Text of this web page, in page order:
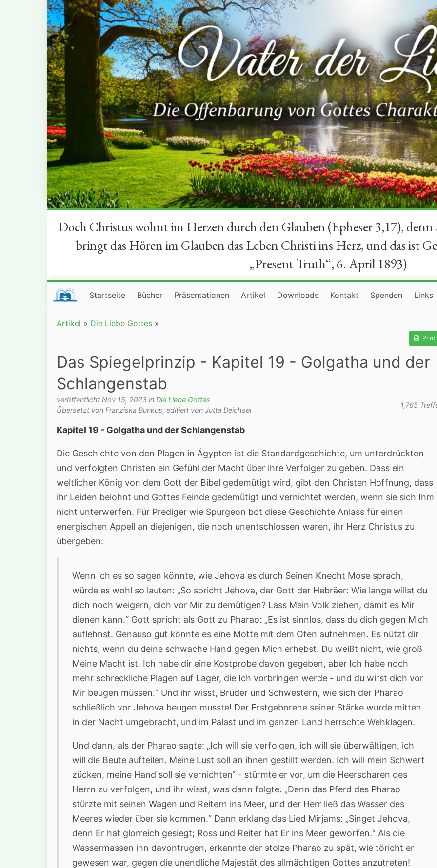
“
Doch Christus wohnt im Herzen durch den Glauben (Epheser 3,17), denn
bringt das Hören im Glauben das Leben Christi ins Herz, und das ist
„Present Truth“, 6. April 1893)
Startseite Bücher Präsentationen Artikel Downloads Kontakt Spenden Links
Artikel » Die Liebe Gottes »
Print
Das Spiegelprinzip - Kapitel 19 - Golgatha und der
Schlangenstab
veröffentlicht Nov 15, 2023 in Die Liebe Gottes
Übersetzt von Franziska Bunkus, editiert von Jutta Deichsel
1,765
Kapitel 19 - Golgatha und der Schlangenstab
Die Geschichte von den Plagen in Ägypten ist die Standardgeschichte, um unterdrückten
und verfolgten Christen ein Gefühl der Macht über ihre Verfolger zu geben. Dass ein
weltlicher König von dem Gott der Bibel gedemütigt wird, gibt den Christen Hoffnung, dass
ihr Leiden belohnt und Gottes Feinde gedemütigt und vernichtet werden, wenn sie sich Ihm
nicht unterwerfen. Für Prediger wie Spurgeon bot diese Geschichte Anlass für einen
energischen Appell an diejenigen, die noch unentschlossen waren, ihr Herz Christus zu
übergeben:
Wenn ich es so sagen könnte, wie Jehova es durch Seinen Knecht Mose sprach,
würde es wohl so lauten: „So spricht Jehova, der Gott der Hebräer: Wie lange willst du
dich noch weigern, dich vor Mir zu demütigen? Lass Mein Volk ziehen, damit es Mir
dienen kann.“ Gott spricht als Gott zu Pharao: „Es ist sinnlos, dass du dich gegen Mich
auflehnst. Genauso gut könnte es eine Motte mit dem Ofen aufnehmen. Es nützt dir
nichts, wenn du deine schwache Hand gegen Mich erhebst. Du weißt nicht, wie groß
Meine Macht ist. Ich habe dir eine Kostprobe davon gegeben, aber Ich habe noch
mehr schreckliche Plagen auf Lager, die Ich vorbringen werde - und du wirst dich vor
Mir beugen müssen.“ Und ihr wisst, Brüder und Schwestern, wie sich der Pharao
schließlich vor Jehova beugen musste! Der Erstgeborene seiner Stärke wurde mitten
in der Nacht umgebracht, und im Palast und im ganzen Land herrschte Wehklagen.
Und dann, als der Pharao sagte: „Ich will sie verfolgen, ich will sie überwältigen, ich
will die Beute aufteilen. Meine Lust soll an ihnen gestillt werden. Ich will mein Schwert
zücken, meine Hand soll sie vernichten“ - stürmte er vor, um die Heerscharen des
Herrn zu verfolgen, und ihr wisst, was dann folgte. „Denn das Pferd des Pharao
stürzte mit seinen Wagen und Reitern ins Meer, und der Herr ließ das Wasser des
Meeres wieder über sie kommen.“ Dann erklang das Lied Mirjams: „Singet Jehova,
denn Er hat glorreich gesiegt; Ross und Reiter hat Er ins Meer geworfen.“ Als die
Wassermassen ihn davontrugen, erkannte der stolze Pharao zu spät, wie töricht er
gewesen war, gegen die unendliche Majestät des allmächtigen Gottes anzutreten!